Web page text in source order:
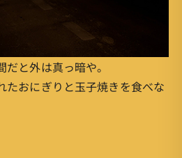
と外は真っ暗や。
たおにぎりと玉子焼きを食べな